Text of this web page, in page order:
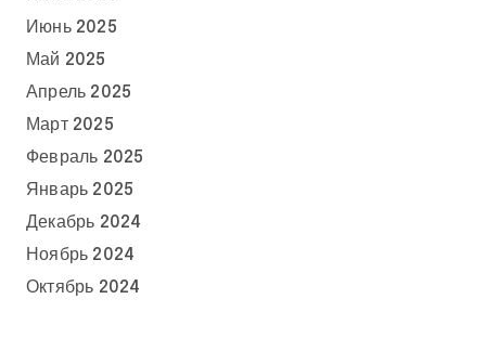
Июнь 2025
Май 2025
Апрель 2025
Март 2025
Февраль 2025
Январь 2025
Декабрь 2024
Ноябрь 2024
Октябрь 2024